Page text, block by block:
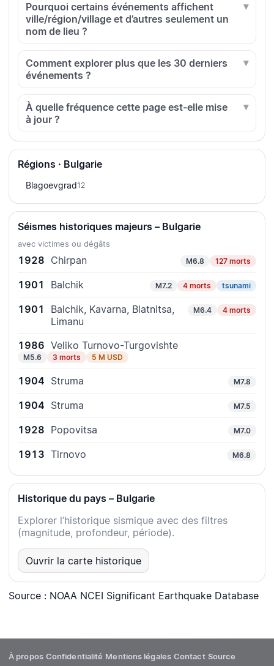
Pourquoi certains événements affichent
ville/région/village et d’autres seulement un
nom de lieu ?
Comment explorer plus que les 30 derniers
événements ?
À quelle fréquence cette page est-elle mise
à jour ?
Régions · Bulgarie
Blagoevgrad12
Séismes historiques majeurs – Bulgarie
avec victimes ou dégâts
1928 Chirpan M6.8 127 morts
1901 Balchik M7.2 4 morts tsunami
1901
Balchik, Kavarna, Blatnitsa,
Limanu
M6.4 4 morts
1986 Veliko Turnovo-Turgovishte
M5.6 3 morts 5 M USD
1904 Struma M7.8
1904 Struma M7.5
1928 Popovitsa M7.0
1913 Tirnovo M6.8
Historique du pays – Bulgarie
Explorer l’historique sismique avec des filtres
(magnitude, profondeur, période).
Ouvrir la carte historique
Source : NOAA NCEI Significant Earthquake Database
À propos Confidentialité Mentions légales Contact Source